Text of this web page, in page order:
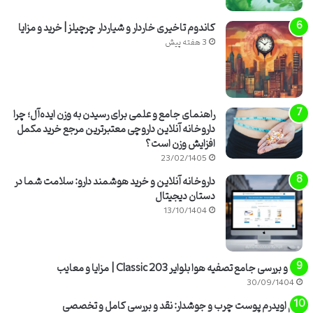
ترکیبات و عملکرد این محصول را از جنبه های مختلف مورد ارزیابی قرار
می دهد تا مصرف کنندگان بتوانند با دیدی آگاهانه تصمیم گیری نمایند.
مشخصات و ویژگی های کلیدی محصول
شناخت مشخصات فنی و ویژگی های برجسته هر محصول، گام نخست
در ارزیابی عملکرد و کارایی آن است. شامپو بدن پالمولیو با عصاره گل
ارکیده و شیر، با مجموعه ای از خصوصیات خاص خود را از سایر محصولات
متمایز می کند. در این بخش، به بررسی جزئیات این ویژگی ها می پردازیم.
نام کامل و برند محصول
محصول مورد بررسی با نام کاملشامپو بدن پالمولیو با عصاره گل ارکیده
و شیردر بازار شناخته می شود. برند تولیدکننده،
است که نامی معتبر در صنعت محصولات مراقبت شخصی محسوب می
شود و سابقه ای طولانی در تولید شوینده های باکیفیت دارد.
حجم و کشور سازنده
کاندوم تاخیری خاردار و شیاردار چرچیلز | خرید و مزایا
3 هفته پیش
راهنمای جامع و علمی برای رسیدن به وزن ایده‌آل؛ چرا
داروخانه آنلاین داروچی معتبرترین مرجع خرید مکمل
افزایش وزن است؟
23/02/1405
داروخانه آنلاین و خرید هوشمند دارو: سلامت شما در
دستان دیجیتال
13/10/1404
نقد و بررسی جامع تصفیه هوا بلوایر 203 Classic | مزایا و معایب
30/09/1404
کرم اویدرم پوست چرب و جوشدار: نقد و بررسی کامل و تخصصی